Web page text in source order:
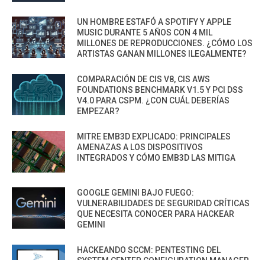
UN HOMBRE ESTAFÓ A SPOTIFY Y APPLE
MUSIC DURANTE 5 AÑOS CON 4 MIL
MILLONES DE REPRODUCCIONES. ¿CÓMO LOS
ARTISTAS GANAN MILLONES ILEGALMENTE?
COMPARACIÓN DE CIS V8, CIS AWS
FOUNDATIONS BENCHMARK V1.5 Y PCI DSS
V4.0 PARA CSPM. ¿CON CUÁL DEBERÍAS
EMPEZAR?
MITRE EMB3D EXPLICADO: PRINCIPALES
AMENAZAS A LOS DISPOSITIVOS
INTEGRADOS Y CÓMO EMB3D LAS MITIGA
GOOGLE GEMINI BAJO FUEGO:
VULNERABILIDADES DE SEGURIDAD CRÍTICAS
QUE NECESITA CONOCER PARA HACKEAR
GEMINI
HACKEANDO SCCM: PENTESTING DEL